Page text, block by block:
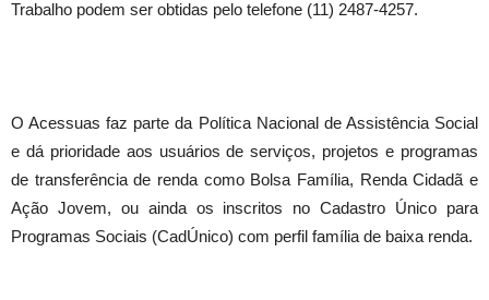
Trabalho podem ser obtidas pelo telefone (11) 2487-4257.
O Acessuas faz parte da Política Nacional de Assistência Social
e dá prioridade aos usuários de serviços, projetos e programas
de transferência de renda como Bolsa Família, Renda Cidadã e
Ação Jovem, ou ainda os inscritos no Cadastro Único para
Programas Sociais (CadÚnico) com perfil família de baixa renda.